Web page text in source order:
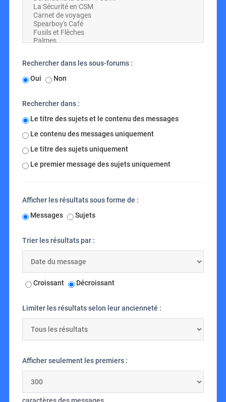
Rechercher dans les sous-forums :
Oui
Non
Rechercher dans :
Le titre des sujets et le contenu des messages
Le contenu des messages uniquement
Le titre des sujets uniquement
Le premier message des sujets uniquement
Afficher les résultats sous forme de :
Messages
Sujets
Trier les résultats par :
Croissant Décroissant
Limiter les résultats selon leur ancienneté :
Afficher seulement les premiers :